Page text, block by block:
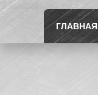
ГЛАВНАЯ